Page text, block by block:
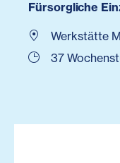
Fürsorgliche
Werkstätte
37